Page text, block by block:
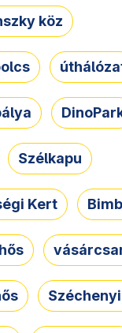
köz
Szélkapu
Kert